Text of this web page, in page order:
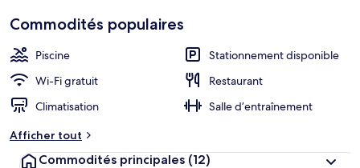
Commodités populaires
Piscine
Stationnement disponible
Wi-Fi gratuit
Restaurant
Climatisation
Salle d’entraînement
Afficher tout
Commodités principales (12)